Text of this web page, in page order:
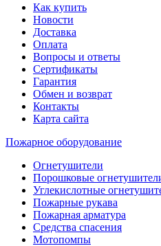
Как купить
Новости
Доставка
Оплата
Вопросы и ответы
Сертификаты
Гарантия
Обмен и возврат
Контакты
Карта сайта
Пожарное оборудование
Огнетушители
Порошковые
Углекислотные
Пожарные рукава
Пожарная арматура
Средства спасения
Мотопомпы